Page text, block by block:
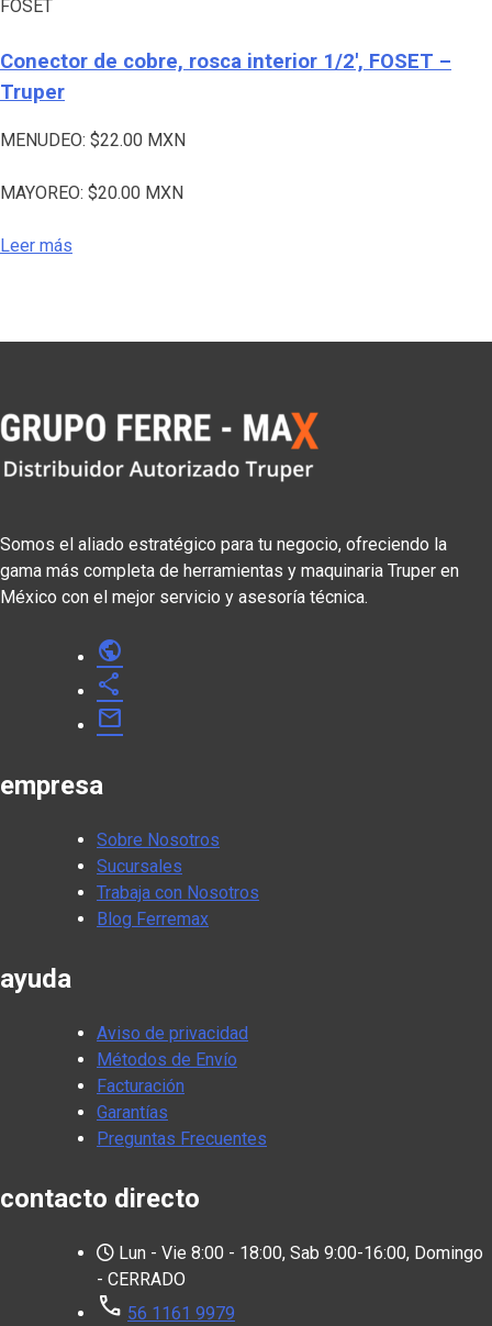
FOSET
Conector de cobre, rosca interior 1/2′, FOSET –
Truper
MENUDEO: $22.00 MXN
MAYOREO: $20.00 MXN
Leer más
Somos el aliado estratégico para tu negocio, ofreciendo la
gama más completa de herramientas y maquinaria Truper en
México con el mejor servicio y asesoría técnica.
public
share
mail
empresa
Sobre Nosotros
Sucursales
Trabaja con Nosotros
Blog Ferremax
ayuda
Aviso de privacidad
Métodos de Envío
Facturación
Garantías
Preguntas Frecuentes
contacto directo
Lun - Vie 8:00 - 18:00, Sab 9:00-16:00, Domingo
- CERRADO
call 56 1161 9979